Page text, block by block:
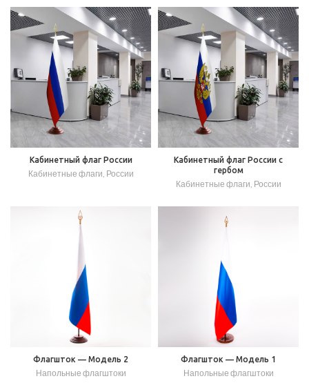
Кабинетный флаг России
Кабинетные флаги России
Кабинетный флаг России с
гербом
Кабинетные флаги России
Флагшток — Модель 2
Напольные флагштоки
Флагшток — Модель 1
Напольные флагштоки